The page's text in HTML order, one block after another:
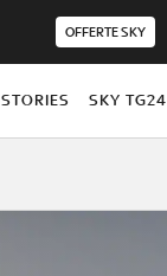
OFFERTE SKY
STORIES SKY TG24